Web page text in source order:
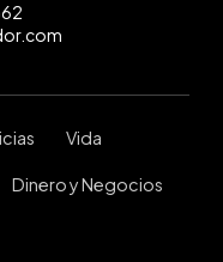
Vida
Dinero y Negocios